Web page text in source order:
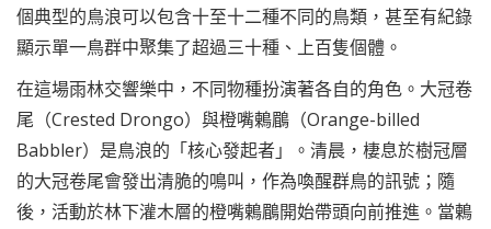
個典型的鳥浪可以包含十至十二種不同的鳥類，甚至有紀錄
顯示單一鳥群中聚集了超過三十種、上百隻個體。
在這場雨林交響樂中，不同物種扮演著各自的角色。大冠卷
尾（Crested Drongo）與橙嘴鶇鶥（Orange-billed
Babbler）是鳥浪的「核心發起者」。清晨，棲息於樹冠層
的大冠卷尾會發出清脆的鳴叫，作為喚醒群鳥的訊號；隨
後，活動於林下灌木層的橙嘴鶇鶥開始帶頭向前推進。當鶇